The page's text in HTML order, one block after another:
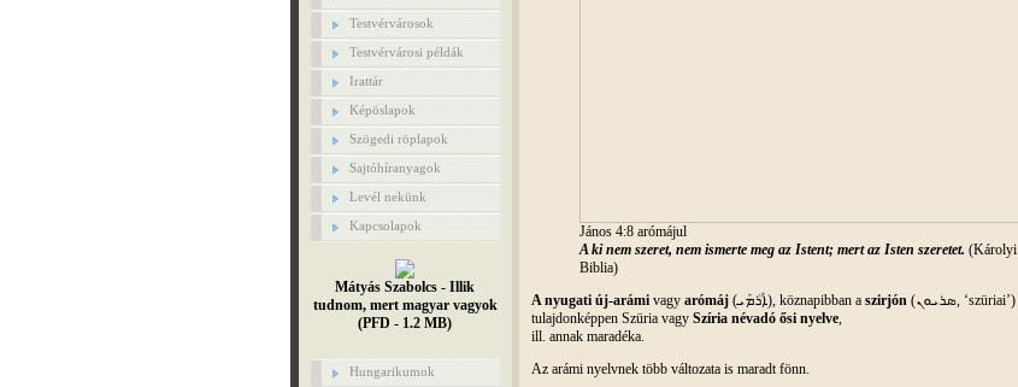
Testvérvárosok
Testvérvárosi példák
Irattár
Képöslapok
Szögedi röplapok
Sajtóhíranyagok
Levél nekünk
Kapcsolapok
Mátyás Szabolcs - Illik
tudnom, mert magyar vagyok
(PFD - 1.2 MB)
Hungarikumok
János 4:8 arómájul
A ki nem szeret, nem ismerte meg az Istent; mert az Isten szeretet. (Károlyi
Biblia)
A nyugati új-arámivagy arómáj (ܐܰܪܳܡܰܝ), köznapibban a szirjón(ܣܪܝܘܢ, ‘szüriai’)
tulajdonképpen Szüria vagy Szíria névadó ősi nyelve,
ill. annak maradéka.
Az arámi nyelvnek több változata is maradt fönn.